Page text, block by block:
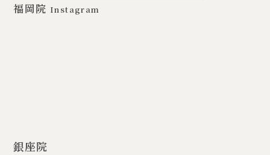
福岡院 Instagram
銀座院